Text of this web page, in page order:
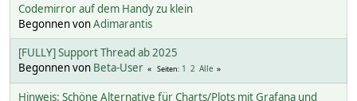
Codemirror auf dem Handy zu klein
Begonnen vonAdimarantis
[FULLY] Support Thread ab 2025
Begonnen von Beta-User Seiten 1 2 Alle
Hinweis: Schöne Alternative für Charts/Plots mit Grafana und